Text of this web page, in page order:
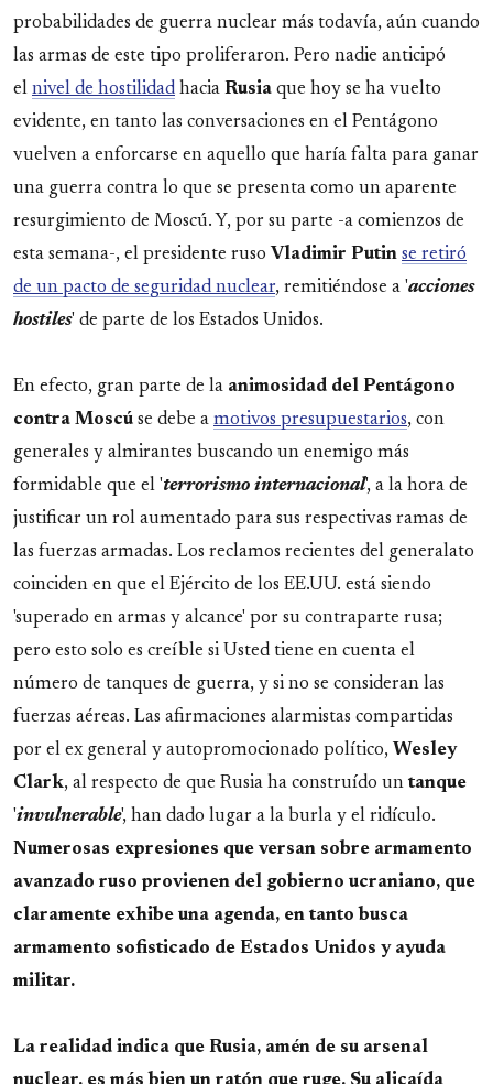
probabilidades de guerra nuclear más todavía, aún cuando
las armas de este tipo proliferaron. Pero nadie anticipó
el nivel de hostilidad hacia Rusia que hoy se ha vuelto
evidente, en tanto las conversaciones en el Pentágono
vuelven a enforcarse en aquello que haría falta para ganar
una guerra contra lo que se presenta como un aparente
resurgimiento de Moscú. Y, por su parte -a comienzos de
esta semana-, el presidente ruso Vladimir Putin se retiró
de un pacto de seguridad nuclear, remitiéndose a 'acciones
hostiles' de parte de los Estados Unidos.
En efecto, gran parte de la animosidad del Pentágono
contra Moscú se debe a motivos presupuestarios, con
generales y almirantes buscando un enemigo más
formidable que el 'terrorismo internacional', a la hora de
justificar un rol aumentado para sus respectivas ramas de
las fuerzas armadas. Los reclamos recientes del generalato
coinciden en que el Ejército de los EE.UU. está siendo
'superado en armas y alcance' por su contraparte rusa;
pero esto solo es creíble si Usted tiene en cuenta el
número de tanques de guerra, y si no se consideran las
fuerzas aéreas. Las afirmaciones alarmistas compartidas
por el ex general y autopromocionado político, Wesley
Clark, al respecto de que Rusia ha construído un tanque
'invulnerable', han dado lugar a la burla y el ridículo.
Numerosas expresiones que versan sobre armamento
avanzado ruso provienen del gobierno ucraniano, que
claramente exhibe una agenda, en tanto busca
armamento sofisticado de Estados Unidos y ayuda
militar.
La realidad indica que Rusia, amén de su arsenal
nuclear, es más bien un ratón que ruge. Su alicaída